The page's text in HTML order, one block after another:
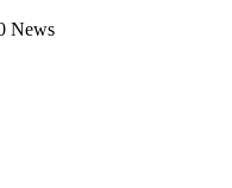
News